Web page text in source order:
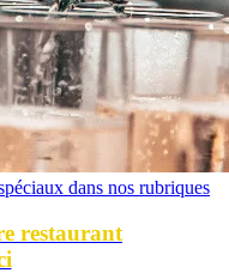
dans nos rubriques
restaurant